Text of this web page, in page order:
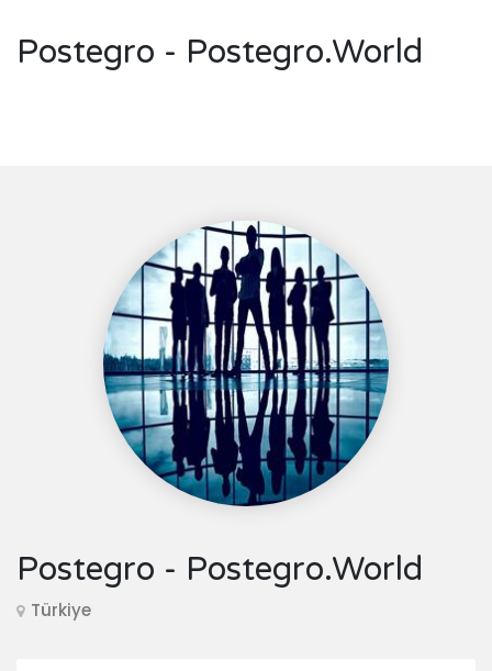
Postegro - Postegro.World
Postegro - Postegro.World
Türkiye